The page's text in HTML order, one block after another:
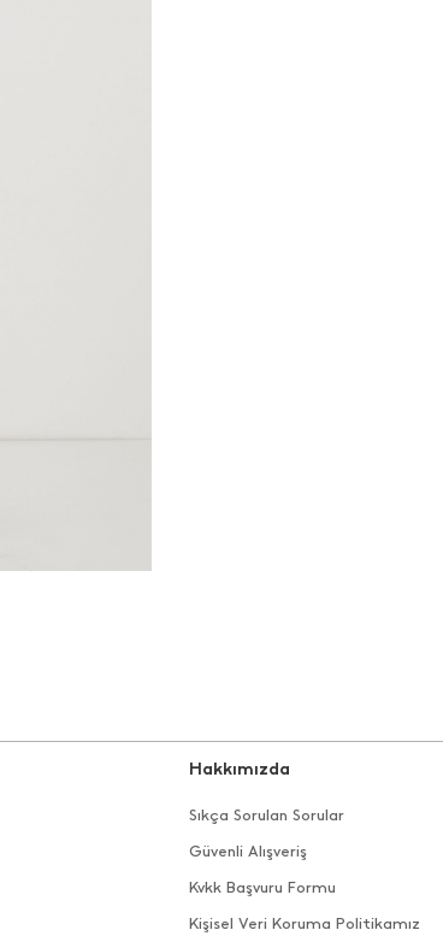
Hakkımızda
Sıkça Sorulan Sorular
Güvenli Alışveriş
Kvkk Başvuru Formu
Kişisel Veri Koruma Politikamız